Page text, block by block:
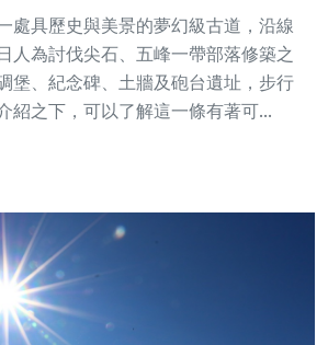
處具歷史與美景的夢幻級古道，沿線
人為討伐尖石、五峰一帶部落修築之
堡、紀念碑、土牆及砲台遺址，步行
紹之下，可以了解這一條有著可...